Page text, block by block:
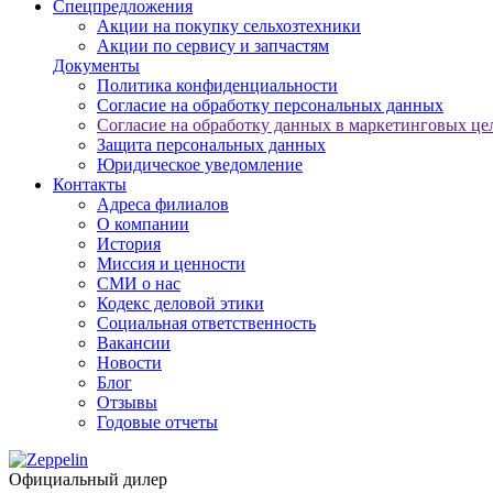
Спецпредложения
Акции на покупку сельхозтехники
Акции по сервису и запчастям
Документы
Политика конфиденциальности
Согласие на обработку персональных данных
Согласие на обработку данных в маркетинговых
Защита персональных данных
Юридическое уведомление
Контакты
Адреса филиалов
О компании
История
Миссия и ценности
СМИ о нас
Кодекс деловой этики
Социальная ответственность
Вакансии
Новости
Блог
Отзывы
Годовые отчеты
Официальный дилер